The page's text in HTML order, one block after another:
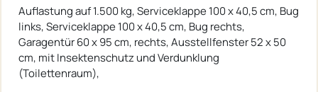
Auflastung auf 1.500 kg, Serviceklappe 100 x 40,5 cm, Bug
links, Serviceklappe 100 x 40,5 cm, Bug rechts,
Garagentür 60 x 95 cm, rechts, Ausstellfenster 52 x 50
cm, mit Insektenschutz und Verdunklung
(Toilettenraum),